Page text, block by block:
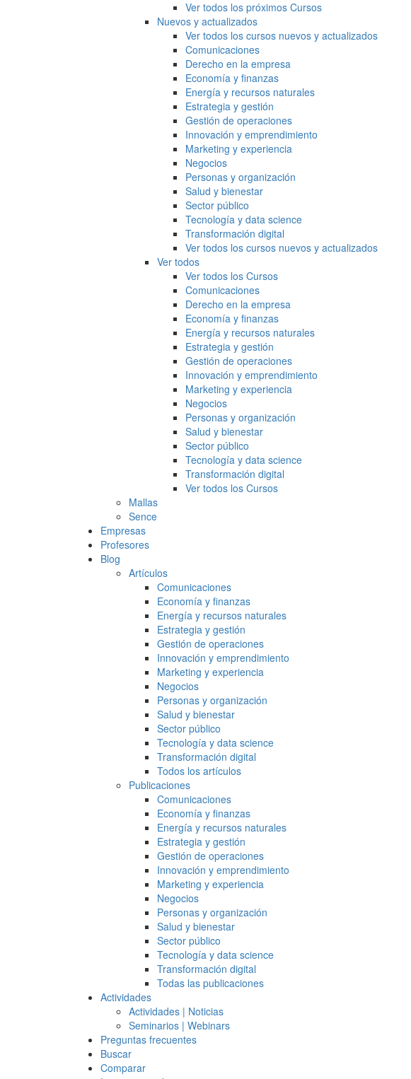
Ver todos los próximos Cursos
Nuevos y actualizados
Ver todos los cursos nuevos y actualizados
Comunicaciones
Derecho en la empresa
Economía y finanzas
Energía y recursos naturales
Estrategia y gestión
Gestión de operaciones
Innovación y emprendimiento
Marketing y experiencia
Negocios
Personas y organización
Salud y bienestar
Sector público
Tecnología y data science
Transformación digital
Ver todos los cursos nuevos y actualizados
Ver todos
Ver todos los Cursos
Comunicaciones
Derecho en la empresa
Economía y finanzas
Energía y recursos naturales
Estrategia y gestión
Gestión de operaciones
Innovación y emprendimiento
Marketing y experiencia
Negocios
Personas y organización
Salud y bienestar
Sector público
Tecnología y data science
Transformación digital
Ver todos los Cursos
Mallas
Sence
Empresas
Profesores
Blog
Artículos
Comunicaciones
Economía y finanzas
Energía y recursos naturales
Estrategia y gestión
Gestión de operaciones
Innovación y emprendimiento
Marketing y experiencia
Negocios
Personas y organización
Salud y bienestar
Sector público
Tecnología y data science
Transformación digital
Todos los artículos
Publicaciones
Comunicaciones
Economía y finanzas
Energía y recursos naturales
Estrategia y gestión
Gestión de operaciones
Innovación y emprendimiento
Marketing y experiencia
Negocios
Personas y organización
Salud y bienestar
Sector público
Tecnología y data science
Transformación digital
Todas las publicaciones
Actividades
Actividades | Noticias
Seminarios | Webinars
Preguntas frecuentes
Buscar
Comparar